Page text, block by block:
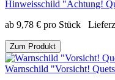
Hinweisschild "Achtung!
ab 9,78 € pro Stück
Zum Produkt
Warnschild "Vorsicht!